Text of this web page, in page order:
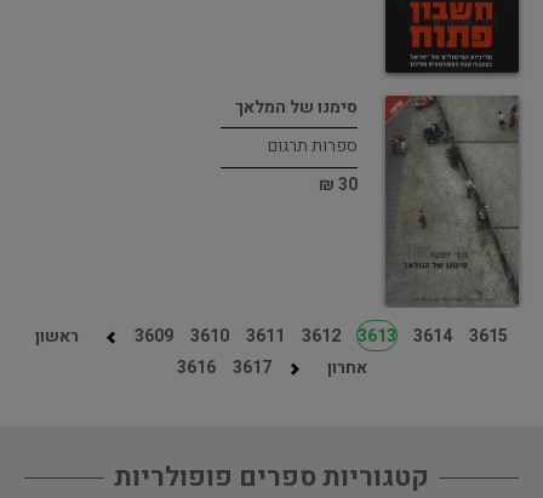
סימנו של המלאך
ספרות תרגום
30 ₪
ראשון 3609 3610 3611 3612 3613 3614
3615
3616
3617 אחרון
קטגוריות ספרים פופולריות